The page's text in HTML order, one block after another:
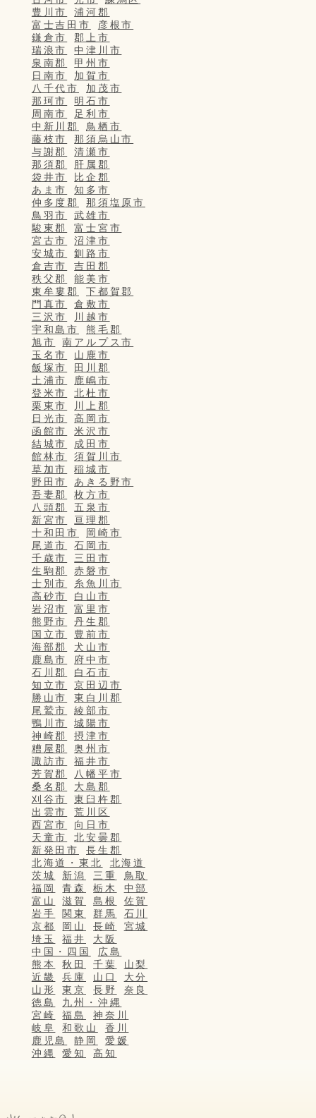
豊川市
浦河郡
富士吉田市
彦根市
鎌倉市
郡上市
瑞浪市
中津川市
泉南郡
甲州市
日南市
加賀市
八千代市
加茂市
那珂市
明石市
周南市
足利市
中新川郡
鳥栖市
藤枝市
那須烏山市
与謝郡
清瀬市
那須郡
肝属郡
袋井市
比企郡
あま市
知多市
仲多度郡
那須塩原市
鳥羽市
武雄市
駿東郡
富士宮市
宮古市
沼津市
安城市
釧路市
倉吉市
吉田郡
秩父郡
能美市
東牟婁郡
下都賀郡
門真市
倉敷市
三沢市
川越市
宇和島市
熊毛郡
旭市
南アルプス市
玉名市
山鹿市
飯塚市
田川郡
土浦市
鹿嶋市
登米市
北杜市
栗東市
川上郡
日光市
高岡市
函館市
米沢市
結城市
成田市
館林市
須賀川市
草加市
稲城市
野田市
あきる野市
吾妻郡
枚方市
八頭郡
五泉市
新宮市
亘理郡
十和田市
岡崎市
尾道市
石岡市
千歳市
三田市
生駒郡
赤磐市
士別市
糸魚川市
高砂市
白山市
岩沼市
富里市
熊野市
丹生郡
国立市
豊前市
海部郡
犬山市
鹿島市
府中市
石川郡
白石市
知立市
京田辺市
勝山市
東白川郡
尾鷲市
綾部市
鴨川市
城陽市
神崎郡
摂津市
糟屋郡
奥州市
諏訪市
福井市
芳賀郡
八幡平市
桑名郡
大島郡
刈谷市
東臼杵郡
出雲市
荒川区
西宮市
向日市
天童市
北安曇郡
新発田市
長生郡
北海道・東北
北海道
茨城
新潟 三重
鳥取
福岡
青森 栃木
中部
富山
滋賀 島根
佐賀
岩手
関東 群馬
石川
京都
岡山 長崎
宮城
埼玉
福井
大阪
中国・四国
広島
熊本
秋田 千葉
山梨
近畿
兵庫 山口
大分
山形
東京 長野
奈良
徳島
九州・沖縄
宮崎
福島
神奈川
岐阜
和歌山
香川
鹿児島
静岡
愛媛
沖縄
愛知 高知